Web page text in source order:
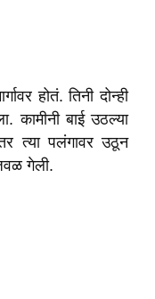
होतं. तिनी दोन्ही
बाई उठल्या
त्या पलंगावर उठून
गेली.